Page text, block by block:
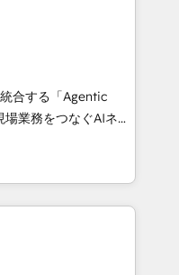
that drive adoption
➤
workflows built
➤ Migration:
downtime, full data
marketing, and
Integrations: Layer
Buying
a stale portal?
合する「Agentic
HubSpot Eliteの実装
は何
盤に、AIエージェン
（マーケティング・営
・グループ会社・部